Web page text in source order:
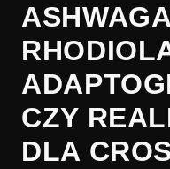
2
Ashwagandha
adaptogenów
2.1 Co mówią
2.2 Dawkowanie
3 Rhodiola rosea:
CZY
DLA